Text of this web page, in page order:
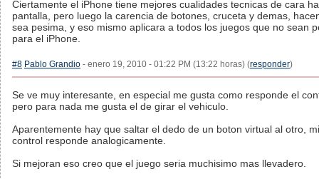
Ciertamente el iPhone tiene mejores cualidades tecnicas de cara
pantalla, pero luego la carencia de botones, cruceta y demas,
sea pesima, y eso mismo aplicara a todos los juegos que no sean
para el iPhone.
#8 Pablo Grandio - enero 19, 2010 - 01:22 PM (13:22 horas) (responder)
Se ve muy interesante, en especial me gusta como responde el
pero para nada me gusta el de girar el vehiculo.
Aparentemente hay que saltar el dedo de un boton virtual al otro,
control responde analogicamente.
Si mejoran eso creo que el juego seria muchisimo mas llevadero.